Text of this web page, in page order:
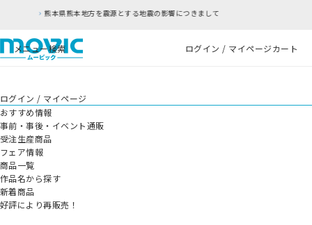
方を震源とする地震の影響につきまして
メニュー検索 ログイン / マイページカート
ログイン / マイページ
おすすめ情報
事前・事後・イベント通販
受注生産商品
フェア情報
商品一覧
作品名から探す
新着商品
好評により再販売！